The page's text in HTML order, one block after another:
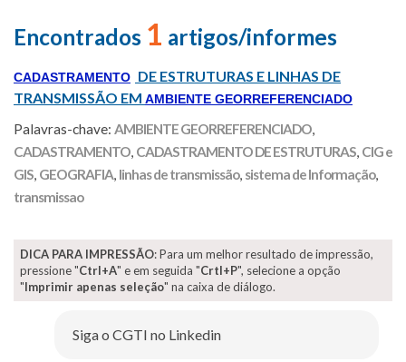
Encontrados 1 artigos/informes
CADASTRAMENTO DE ESTRUTURAS E LINHAS DE
TRANSMISSÃO EM AMBIENTE GEORREFERENCIADO
Palavras-chave: AMBIENTE GEORREFERENCIADO,
CADASTRAMENTO, CADASTRAMENTO DE ESTRUTURAS, CIG e
GIS, GEOGRAFIA, linhas de transmissão, sistema de Informação,
transmissao
DICA PARA IMPRESSÃO: Para um melhor resultado de impressão,
pressione "Ctrl+A" e em seguida "Crtl+P", selecione a opção
"Imprimir apenas seleção" na caixa de diálogo.
Siga o CGTI no Linkedin